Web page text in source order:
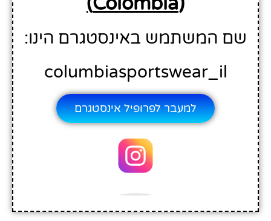
שם המשתמש באינסטגרם הינו:
columbiasportswear_il
למעבר לפרופיל אינסטגרם